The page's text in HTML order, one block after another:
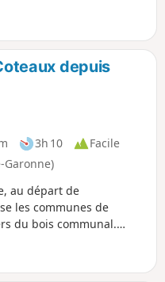
depuis
3h 10
Facile
Garonne)
au départ de
les communes de
du bois communal.
la boue.Un point d'eau
de Labastide.